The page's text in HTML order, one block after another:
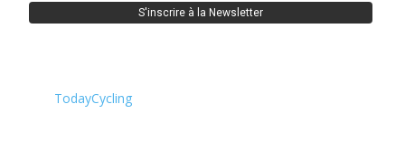
TodayCycling